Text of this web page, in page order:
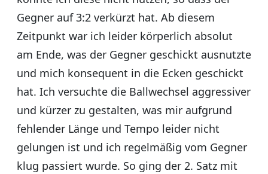
Gegner auf 3:2 verkürzt hat. Ab diesem
Zeitpunkt war ich leider körperlich absolut
am Ende, was der Gegner geschickt ausnutzte
und mich konsequent in die Ecken geschickt
hat. Ich versuchte die Ballwechsel aggressiver
und kürzer zu gestalten, was mir aufgrund
fehlender Länge und Tempo leider nicht
gelungen ist und ich regelmäßig vom Gegner
klug passiert wurde. So ging der 2. Satz mit